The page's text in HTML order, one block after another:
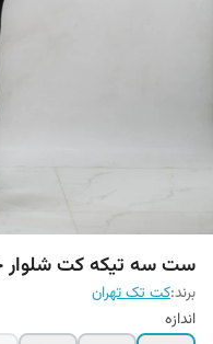
ست سه تیکه کت شلوار
برند:کت تک تهران
اندازه